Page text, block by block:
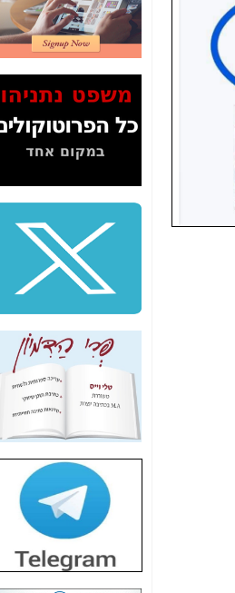
2" על תעלולי השר
משה כחלון -כאן
המשך חשיפת הבלוף
ששמו "מהפיכת
הסלולר" ואיך מסרסים
כאן
סיכום ביקור בסיליקון
שלמה פילבר (עד
לאחרונה מנכ"ל משרד
התקשורת) - עד
מדינה? הצחקתם
"יש אפליה בחקירה"?
חשיפה: למה השר
משה כחלון לא נחקר
עד היום? -
כאן
הדומה לזו של "תיק
4000" אך בתחום
הסלולר -
חשיפת מה שלא
רוצים שתדעו בעניין
פריסת אנלימיטד
(בניחוח בלתי נסבל) -
כאן